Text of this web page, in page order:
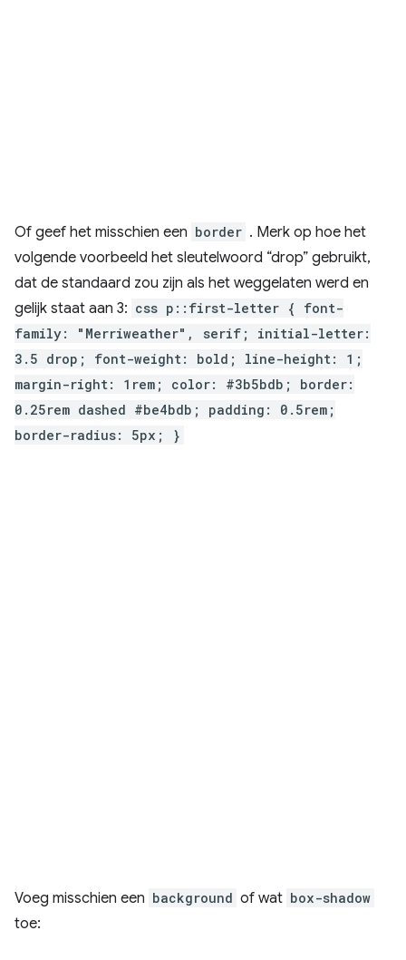
Of geef het misschien een border . Merk op hoe het
volgende voorbeeld het sleutelwoord “drop” gebruikt,
dat de standaard zou zijn als het weggelaten werd en
gelijk staat aan 3: css p::first-letter { font-
family: "Merriweather", serif; initial-letter:
3.5 drop; font-weight: bold; line-height: 1;
margin-right: 1rem; color: #3b5bdb; border:
0.25rem dashed #be4bdb; padding: 0.5rem;
border-radius: 5px; }
Voeg misschien een background of wat box-shadow
toe: